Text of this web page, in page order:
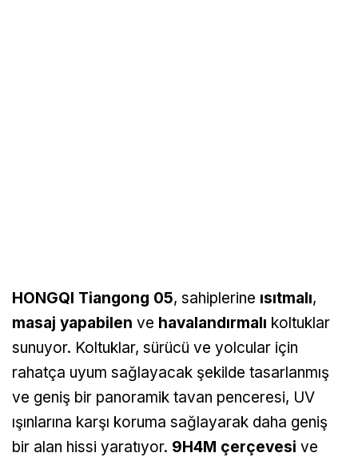
HONGQI Tiangong 05, sahiplerine ısıtmalı,
masaj yapabilen ve havalandırmalı koltuklar
sunuyor. Koltuklar, sürücü ve yolcular için
rahatça uyum sağlayacak şekilde tasarlanmış
ve geniş bir panoramik tavan penceresi, UV
ışınlarına karşı koruma sağlayarak daha geniş
bir alan hissi yaratıyor. 9H4M çerçevesi ve